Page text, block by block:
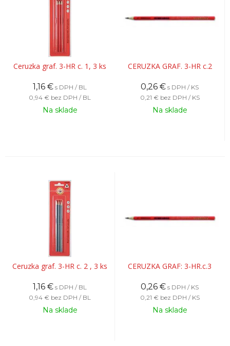
Ceruzka graf. 3-HR c. 1, 3 ks
1,16 € s DPH / BL
0,94 € bez DPH / BL
Na sklade
CERUZKA GRAF. 3-HR c.2
0,26 € s DPH / KS
0,21 € bez DPH / KS
Na sklade
Ceruzka graf. 3-HR c. 2 , 3 ks
1,16 € s DPH / BL
0,94 € bez DPH / BL
Na sklade
CERUZKA GRAF: 3-HR.c.3
0,26 € s DPH / KS
0,21 € bez DPH / KS
Na sklade